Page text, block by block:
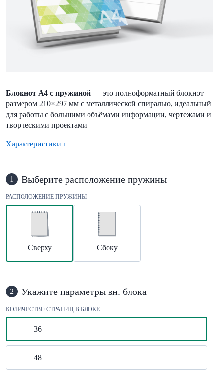
Блокнот А4 с пружиной — это полноформатный блокнот
размером 210×297 мм с металлической спиралью, идеальный
для работы с большими объёмами информации, чертежами и
творческими проектами.
Характеристики
1 Выберите расположение пружины
РАСПОЛОЖЕНИЕ ПРУЖИНЫ
Сверху Сбоку
2 Укажите параметры вн. блока
КОЛИЧЕСТВО СТРАНИЦ В БЛОКЕ
36
48